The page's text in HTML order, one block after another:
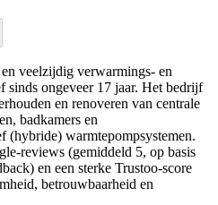
veelzijdig verwarmings‑ en
ongeveer 17 jaar. Het bedrijf
en renoveren van centrale
badkamers en
(hybride) warmtepompsystemen.
(gemiddeld 5, op basis
en een sterke Trustoo‑score
betrouwbaarheid en